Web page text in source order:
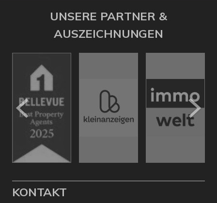
UNSERE PARTNER &
AUSZEICHNUNGEN
KONTAKT